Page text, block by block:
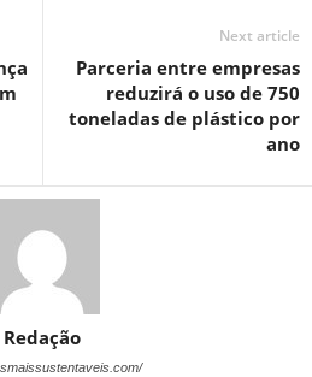
Next article
Parceria entre empresas
reduzirá o uso de 750
toneladas de plástico por
ano
Redação